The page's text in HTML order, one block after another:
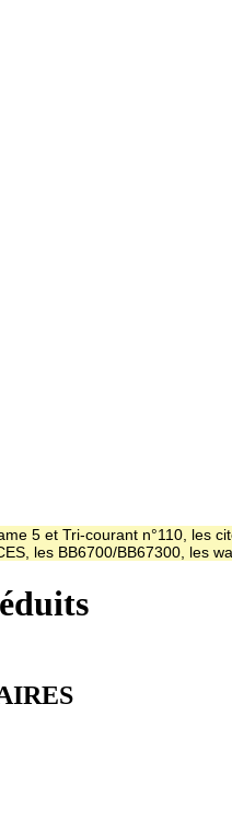
5 et Tri-courant n°110, les
les BB6700/BB67300, les